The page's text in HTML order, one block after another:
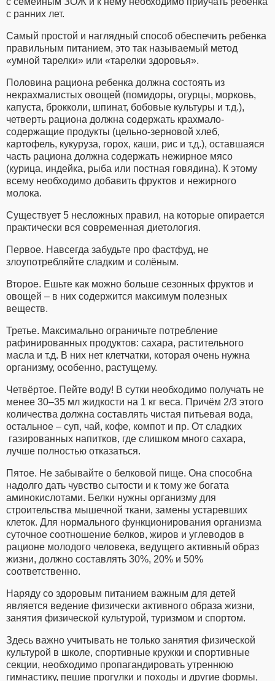
с ранних лет.
Самый простой и наглядный способ обеспечить ребенка
правильным питанием, это так называемый метод
«умной тарелки» или «тарелки здоровья».
Половина рациона ребенка должна состоять из
некрахмалистых овощей (помидоры, огурцы, морковь,
капуста, брокколи, шпинат, бобовые культуры и т.д.),
четверть рациона должна содержать крахмало-
содержащие продукты (цельно-зерновой хлеб,
картофель, кукуруза, горох, каши, рис и т.д.), оставшаяся
часть рациона должна содержать нежирное мясо
(курица, индейка, рыба или постная говядина). К этому
всему необходимо добавить фруктов и нежирного
молока.
Существует 5 несложных правил, на которые опирается
практически вся современная диетология.
Первое. Навсегда забудьте про фастфуд, не
злоупотребляйте сладким и солёным.
Второе. Ешьте как можно больше сезонных фруктов и
овощей – в них содержится максимум полезных
веществ.
Третье. Максимально ограничьте потребление
рафинированных продуктов: сахара, растительного
масла и т.д. В них нет клетчатки, которая очень нужна
организму, особенно, растущему.
Четвёртое. Пейте воду! В сутки необходимо получать не
менее 30–35 мл жидкости на 1 кг веса. Причём 2/3 этого
количества должна составлять чистая питьевая вода,
остальное – суп, чай, кофе, компот и пр. От сладких
газированных напитков, где слишком много сахара,
лучше полностью отказаться.
Пятое. Не забывайте о белковой пище. Она способна
надолго дать чувство сытости и к тому же богата
аминокислотами. Белки нужны организму для
строительства мышечной ткани, замены устаревших
клеток. Для нормального функционирования организма
суточное соотношение белков, жиров и углеводов в
рационе молодого человека, ведущего активный образ
жизни, должно составлять 30%, 20% и 50%
соответственно.
Наряду со здоровым питанием важным для детей
является ведение физически активного образа жизни,
занятия физической культурой, туризмом и спортом.
Здесь важно учитывать не только занятия физической
культурой в школе, спортивные кружки и спортивные
секции, необходимо пропагандировать утреннюю
гимнастику, пешие прогулки и походы и другие формы,